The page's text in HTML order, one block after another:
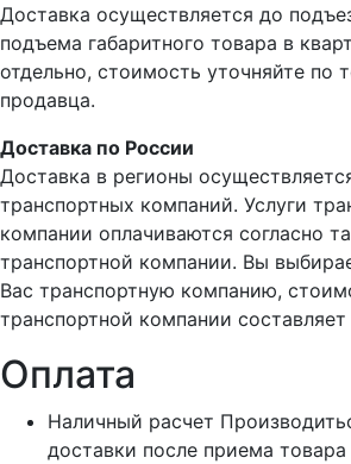
Доставка осуществляется до
подъема габаритного товара в
отдельно, стоимость уточняйте по
продавца.
Доставка по России
Доставка в регионы
транспортных компаний. Услуги
компании оплачиваются согласно
транспортной компании. Вы
Вас транспортную компанию,
транспортной компании
Оплата
Наличный расчет
доставки после приема товара